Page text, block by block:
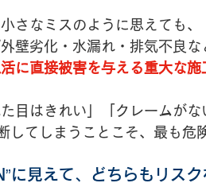
さなミスのように思えても、
壁劣化・水漏れ・排気不良な
に直接被害を与える重大な施
目はきれい」「クレームが
してしまうことこそ、最も危
に見えて、どちらもリス